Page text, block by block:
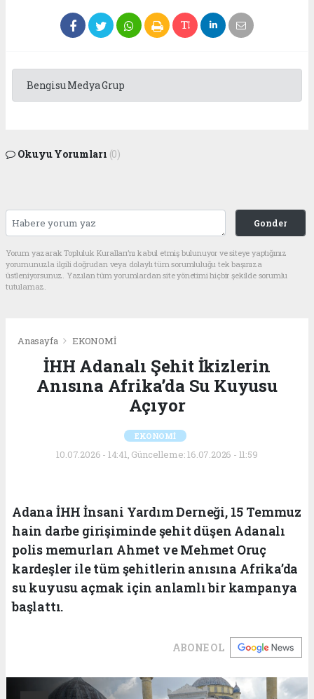
Bengisu Medya Grup
Okuyu Yorumları (0)
Gonder
Yorum yazarak Topluluk Kuralları’nı kabul etmiş bulunuyor ve siteye yaptığınız
yorumunuzla ilgili doğrudan veya dolaylı tüm sorumluluğu tek başınıza
üstleniyorsunuz. Yazılan tüm yorumlardan site yönetimi hiçbir şekilde sorumlu
tutulamaz.
Anasayfa EKONOMİ
İHH Adanalı Şehit İkizlerin
Anısına Afrika’da Su Kuyusu
Açıyor
EKONOMİ
10.07.2026 - 14:41, Güncelleme: 16.07.2026 - 11:59
Adana İHH İnsani Yardım Derneği, 15 Temmuz
hain darbe girişiminde şehit düşen Adanalı
polis memurları Ahmet ve Mehmet Oruç
kardeşler ile tüm şehitlerin anısına Afrika’da
su kuyusu açmak için anlamlı bir kampanya
başlattı.
ABONE OL